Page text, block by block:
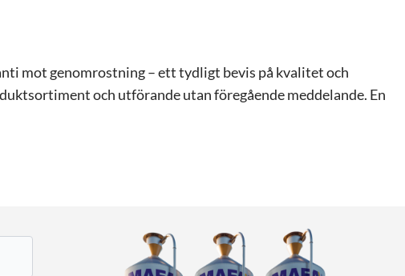
mot genomrostning – ett tydligt bevis på kvalitet och
och utförande utan föregående meddelande. En